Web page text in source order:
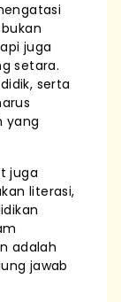
juga
setara.
serta
yang
juga
literasi,
adalah
jawab